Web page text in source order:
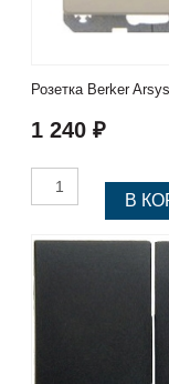
Розетка Berker
1 240 ₽